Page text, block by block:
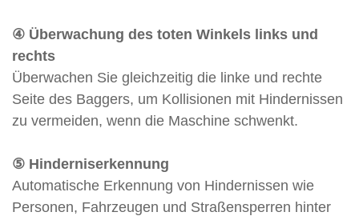
④ Überwachung des toten Winkels links und
rechts
Überwachen Sie gleichzeitig die linke und rechte
Seite des Baggers, um Kollisionen mit Hindernissen
zu vermeiden, wenn die Maschine schwenkt.
⑤ Hinderniserkennung
Automatische Erkennung von Hindernissen wie
Personen, Fahrzeugen und Straßensperren hinter